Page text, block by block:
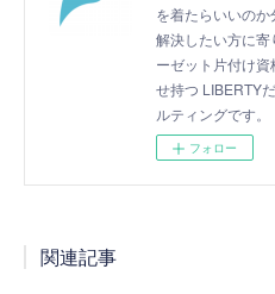
を着たらいいの
解決したい方に寄
ーゼット片付け
せ持つ LIBERTY
ルティングです。
フォロー
関連記事